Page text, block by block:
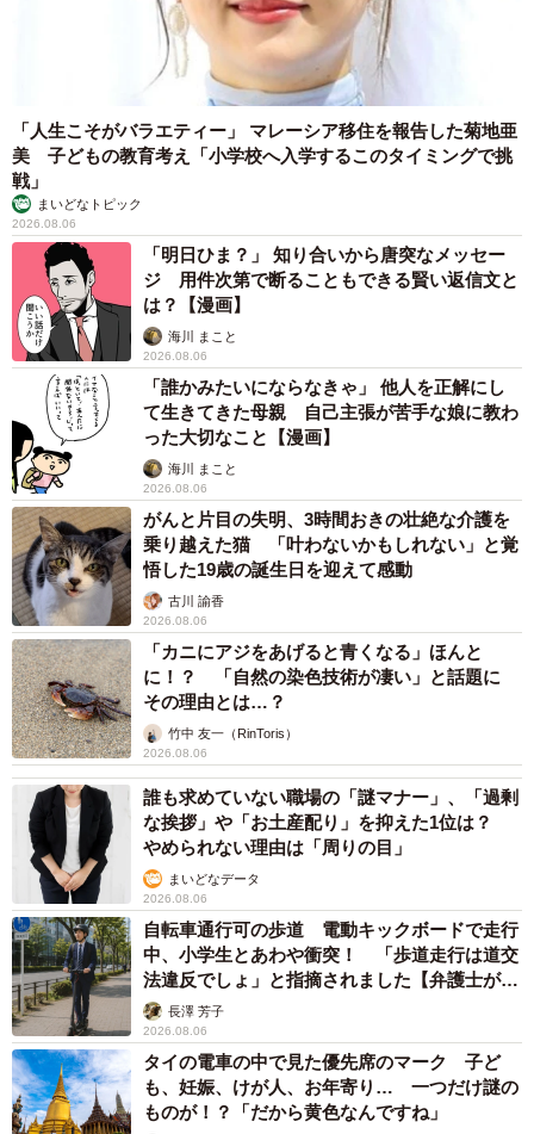
「人生こそがバラエティー」 マレーシア移住を報告した菊地亜
美 子どもの教育考え「小学校へ入学するこのタイミングで挑
戦」
まいどなトピック
2026.08.06
「明日ひま？」 知り合いから唐突なメッセー
ジ 用件次第で断ることもできる賢い返信文と
は？【漫画】
海川 まこと
2026.08.06
「誰かみたいにならなきゃ」 他人を正解にし
て生きてきた母親 自己主張が苦手な娘に教わ
った大切なこと【漫画】
海川 まこと
2026.08.06
がんと片目の失明、3時間おきの壮絶な介護を
乗り越えた猫 「叶わないかもしれない」と覚
悟した19歳の誕生日を迎えて感動
古川 諭香
2026.08.06
「カニにアジをあげると青くなる」ほんと
に！？ 「自然の染色技術が凄い」と話題に
その理由とは…？
竹中 友一（RinToris）
2026.08.06
誰も求めていない職場の「謎マナー」、「過剰
な挨拶」や「お土産配り」を抑えた1位は？
やめられない理由は「周りの目」
まいどなデータ
2026.08.06
自転車通行可の歩道 電動キックボードで走行
中、小学生とあわや衝突！ 「歩道走行は道交
法違反でしょ」と指摘されました【弁護士が解
説】長澤 芳子
2026.08.06
タイの電車の中で見た優先席のマーク 子ど
も、妊娠、けが人、お年寄り… 一つだけ謎の
ものが！？「だから黄色なんですね」